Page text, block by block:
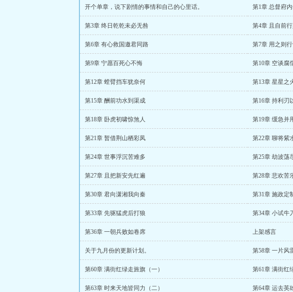
开个单章，说下剧情的事情和自己的心里话。 第1章 总督府
第3章 终日乾乾未必无咎 第4章 且自前
第6章 有心救国邀君同路 第7章 用之则
第9章 宁愿百死心不悔 第10章 空谈腐
第12章 螳臂挡车犹奈何 第13章 星星之
第15章 酬前功水到渠成 第16章 持利刃
第18章 卧虎初啸惊煞人 第19章 缓急并
第21章 暂借荆山栖彩凤 第22章 聊将紫
第24章 世事浮沉苦难多 第25章 劫波荡
第27章 且把新安先红遍 第28章 悲欢苦
第30章 君向潇湘我向秦 第31章 施政定
第33章 先驱猛虎后打狼 第34章 小试牛
第36章 一朝兵败如卷席 上架感言
关于九月份的更新计划。 第58章 一片风
第60章 满街红绿走旌旗（一） 第61章 满街红
第63章 时来天地皆同力（二） 第64章 运去英